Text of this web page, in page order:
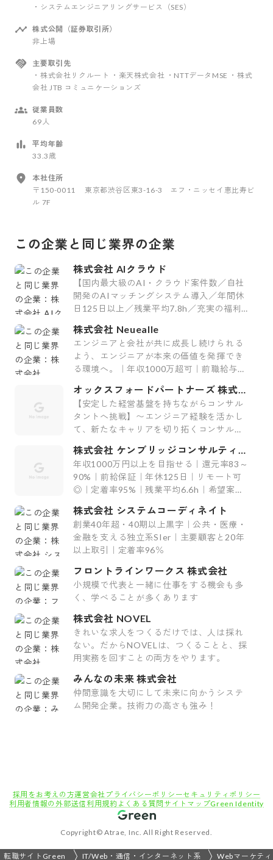
・システムエンジニアリングサービス（SES）
株式公開（証券取引所）
非上場
主要取引先
・株式会社リクルート ・楽天株式会社 ・NTTデータMSE ・株式
会社 JTB コミュニケーションズ
従業員数
69人
平均年齢
33.3歳
本社住所
〒150-0011 東京都渋谷区東3-16-3 エフ・ニッセイ恵比寿ビ
ル 7F
この企業と同じ業界の企業
株式会社 AIクラウド
【国内最大級のAI・クラウド案件数／自社
開発のAIマッチングシステム導入／年間休
日125日以上／残業平均7.8h／充実の福利
株式会社 Neuealle
エンジニアと会社が共に成長し続けられる
よう、エンジニアが本来の価値を発揮でき
る環境へ。｜年収1000万超可｜前職給与保
オックスフォードパートナーズ 株式会
社
【安定した経営基盤を持ちながらコンサル
タントへ挑戦】〜エンジニア経験を活かし
て、新たなキャリアを切り拓くコンサルテ
株式会社 ケンブリッジコンサルティン
グ
年収1000万円以上を目指せる｜還元率83～
90%｜前給保証｜年休125日｜リモート可
◎｜定着率95%｜残業平均6.6h｜希望案件
株式会社 システムコーディネイト
創業40年超・40期以上黒字｜公共・医療・
金融を支える独立系SIer｜主要顧客と20年
以上取引｜定着率96％
フロントラインワークス 株式会社
小規模で代表と一緒に仕事をする機会も多
く、学べることが多くあります
株式会社 NOVEL
きれいな求人をつくるだけでは、人は採れ
ない。だからNOVELは、つくることと、採
用実務を回すことの両方をやります。
みんなの未来 株式会社
仲間意識を大切にして未来に向かうシステ
ム開発企業。技術力の高さも強み！
採用をお考えの方運営会社 プライバシーポリシーセキュリティポリシー
利用者情報の外部送信利用規約 よくある質問 サイトマップGreen Identity
Copyright© Atrae, Inc. All Right Reserved.
転職サイトGreen IT/Web・通信・インターネット系 Webマーケテ